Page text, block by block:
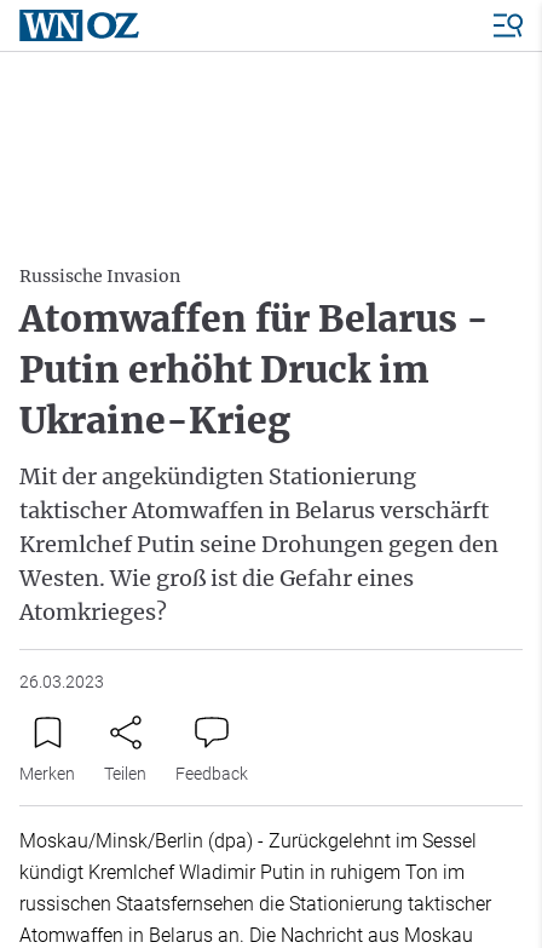
Russische Invasion
Atomwaffen für Belarus -
Putin erhöht Druck im
Ukraine-Krieg
Mit der angekündigten Stationierung
taktischer Atomwaffen in Belarus verschärft
Kremlchef Putin seine Drohungen gegen den
Westen. Wie groß ist die Gefahr eines
Atomkrieges?
26.03.2023
Merken Teilen Feedback
Moskau/Minsk/Berlin (dpa) - Zurückgelehnt im Sessel
kündigt Kremlchef Wladimir Putin in ruhigem Ton im
russischen Staatsfernsehen die Stationierung taktischer
Atomwaffen in Belarus an. Die Nachricht aus Moskau